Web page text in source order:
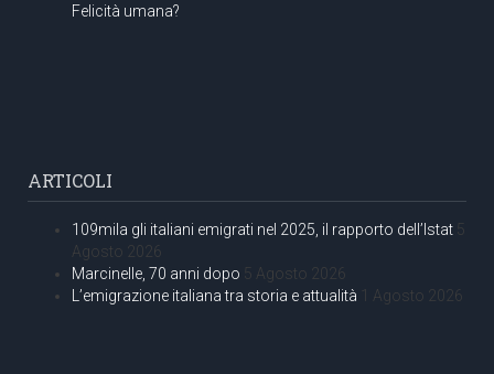
Felicità umana?
ARTICOLI
109mila gli italiani emigrati nel 2025, il rapporto dell’Istat 5
Agosto 2026
Marcinelle, 70 anni dopo 5 Agosto 2026
L’emigrazione italiana tra storia e attualità 1 Agosto 2026